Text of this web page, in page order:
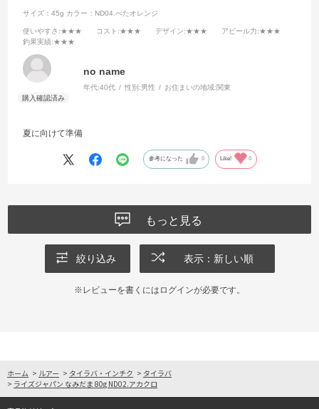
サイズ：45g カラー：ND04.べたオレンジ
使いやすさ :★★★ コスト :★★★ デザイン:★★★ アピール力:★★★
釣果実績:★★★
no name
年代:40代 性別:男性 お住まいの地域:関東
夏に向けて準備
参考になった 0 Like! 0
もっと見る
絞り込み 表示：新しい順
※レビューを書くには ログインが必要です。
ホーム > ルアー > タイラバ・インチク > タイラバ
> ライズジャパン なみだま 80g ND02.アカクロ